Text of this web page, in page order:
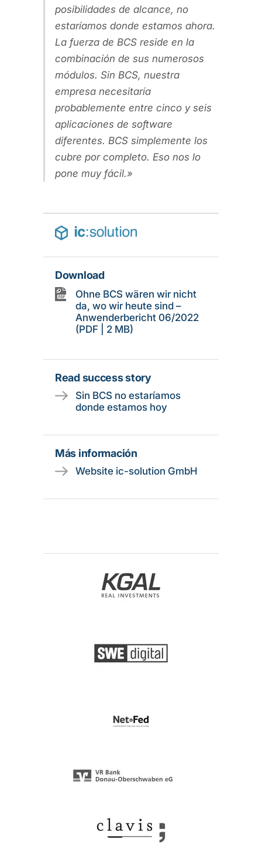
posibilidades de alcance, no
estaríamos donde estamos ahora.
La fuerza de BCS reside en la
combinación de sus numerosos
módulos. Sin BCS, nuestra
empresa necesitaría
probablemente entre cinco y seis
aplicaciones de software
diferentes. BCS simplemente los
cubre por completo. Eso nos lo
pone muy fácil.
Download
Ohne BCS wären wir nicht
da, wo wir heute sind –
Anwenderbericht 06/2022
(PDF | 2 MB)
Read success story
Sin BCS no estaríamos
donde estamos hoy
Más información
Website ic-solution GmbH